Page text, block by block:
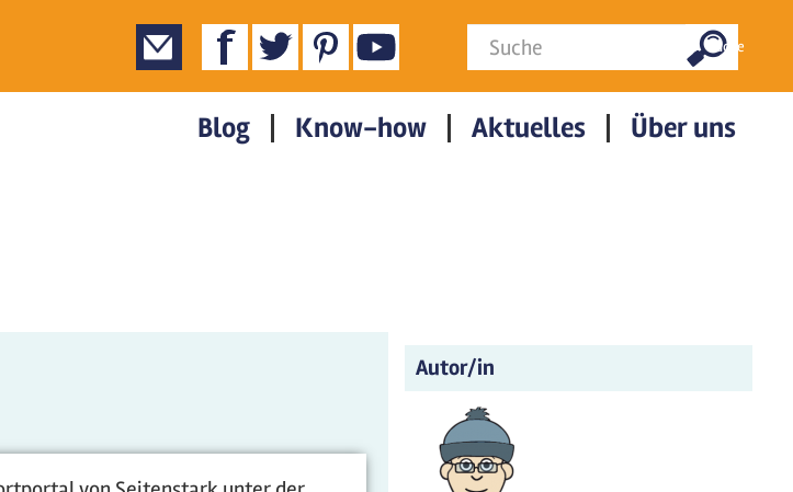
Suchformular Suche
Blog Know-how Aktuelles Über uns
Autor/in